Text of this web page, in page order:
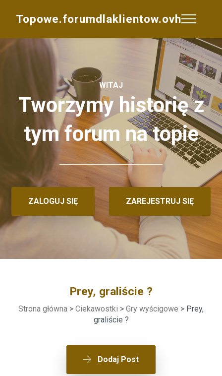
Topowe.forumdlaklientow.ovh
WITAJ
Tworzymy historię z
tym forum na topie
ZALOGUJ SIĘ ZAREJESTRUJ SIĘ
Prey, graliście ?
Strona główna > Ciekawostki > Gry wyścigowe > Prey,
graliście ?
Dodaj Post